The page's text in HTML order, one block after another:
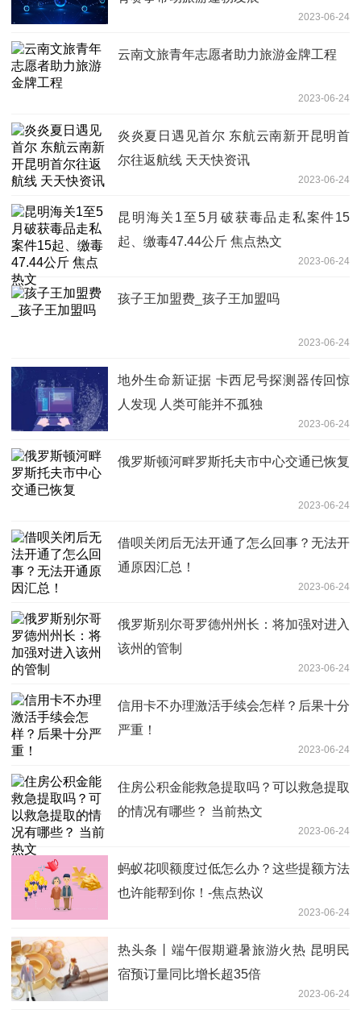
2023-06-24
云南文旅青年志愿者助力旅游金牌工程
2023-06-24
炎炎夏日遇见首尔 东航云南新开昆明首
尔往返航线 天天快资讯
2023-06-24
昆明海关1至5月破获毒品走私案件15
起、缴毒47.44公斤 焦点热文
2023-06-24
孩子王加盟费_孩子王加盟吗
2023-06-24
地外生命新证据 卡西尼号探测器传回惊
人发现 人类可能并不孤独
2023-06-24
俄罗斯顿河畔罗斯托夫市中心交通已恢复
2023-06-24
借呗关闭后无法开通了怎么回事？无法开
通原因汇总！
2023-06-24
俄罗斯别尔哥罗德州州长：将加强对进入
该州的管制
2023-06-24
信用卡不办理激活手续会怎样？后果十分
严重！
2023-06-24
住房公积金能救急提取吗？可以救急提取
的情况有哪些？ 当前热文
2023-06-24
蚂蚁花呗额度过低怎么办？这些提额方法
也许能帮到你！-焦点热议
2023-06-24
热头条丨端午假期避暑旅游火热 昆明民
宿预订量同比增长超35倍
2023-06-24